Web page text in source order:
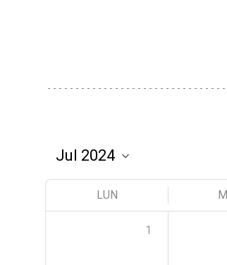
LUN
1